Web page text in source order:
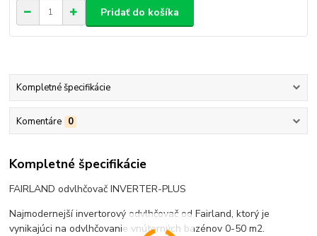
Pridať do košíka
Kompletné špecifikácie
Komentáre 0
Kompletné špecifikácie
FAIRLAND odvlhčovač INVERTER-PLUS
Najmodernejší invertorový odvlhčovač od Fairland, ktorý je
vynikajúci na odvlhčovanie vnútorných bazénov 0-50 m2.